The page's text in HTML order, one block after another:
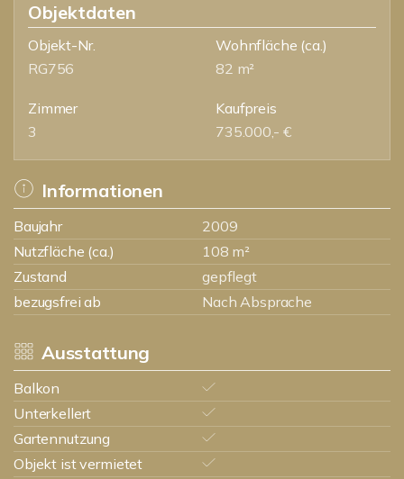
Objektdaten
Objekt-Nr.
RG756
Wohnfläche (ca.)
82 m²
Zimmer
3
Kaufpreis
735.000,- €
Informationen
Baujahr
2009
Nutzfläche (ca.)
108 m²
Zustand
gepflegt
bezugsfrei ab
Nach Absprache
Ausstattung
Balkon
Unterkellert
Gartennutzung
Objekt ist vermietet